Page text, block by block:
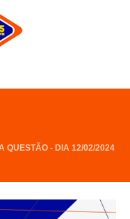
QUESTÃO - DIA 12/02/2024